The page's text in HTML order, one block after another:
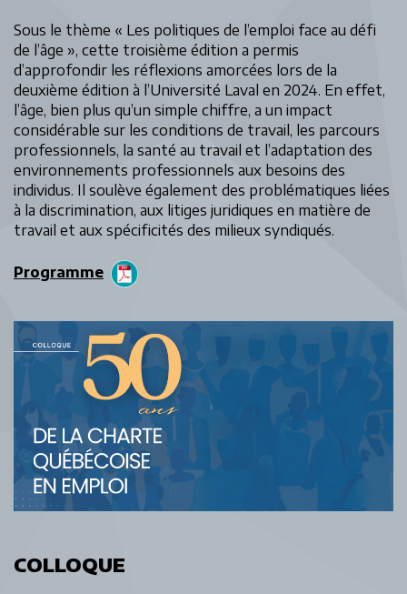
Sous le thème « Les politiques de l’emploi face au défi
de l’âge », cette troisième édition a permis
d’approfondir les réflexions amorcées lors de la
deuxième édition à l’Université Laval en 2024. En effet,
l’âge, bien plus qu’un simple chiffre, a un impact
considérable sur les conditions de travail, les parcours
professionnels, la santé au travail et l’adaptation des
environnements professionnels aux besoins des
individus. Il soulève également des problématiques liées
à la discrimination, aux litiges juridiques en matière de
travail et aux spécificités des milieux syndiqués.
Programme
COLLOQUE